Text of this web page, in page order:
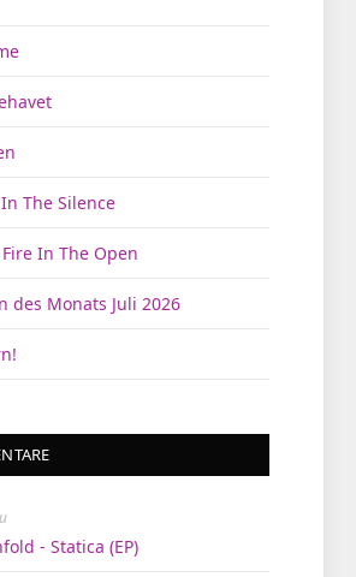
The Silence
In The Open
des Monats Juli 2026
- Statica (EP)